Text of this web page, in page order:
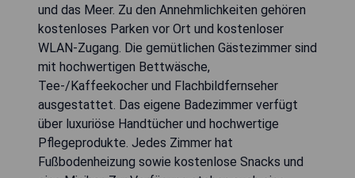
und das Meer. Zu den Annehmlichkeiten gehören
kostenloses Parken vor Ort und kostenloser
WLAN-Zugang. Die gemütlichen Gästezimmer sind
mit hochwertigen Bettwäsche,
Tee-/Kaffeekocher und Flachbildfernseher
ausgestattet. Das eigene Badezimmer verfügt
über luxuriöse Handtücher und hochwertige
Pflegeprodukte. Jedes Zimmer hat
Fußbodenheizung sowie kostenlose Snacks und